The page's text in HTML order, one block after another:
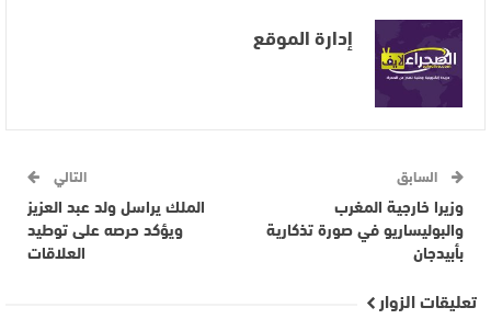
إدارة الموقع
السابق
وزيرا خارجية المغرب
والبوليساريو في صورة تذكارية
بأبيدجان
التالي
الملك يراسل ولد عبد العزيز
ويؤكد حرصه على توطيد
العلاقات
تعليقات الزوار